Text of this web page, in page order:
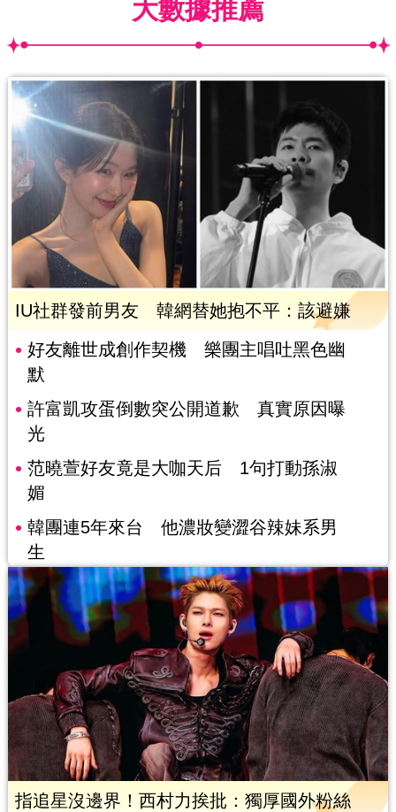
大數據推薦
IU社群發前男友 韓網替她抱不平：該避嫌
好友離世成創作契機 樂團主唱吐黑色幽
默
許富凱攻蛋倒數突公開道歉 真實原因曝
光
范曉萱好友竟是大咖天后 1句打動孫淑
媚
韓團連5年來台 他濃妝變澀谷辣妹系男
生
指追星沒邊界！西村力挨批：獨厚國外粉絲